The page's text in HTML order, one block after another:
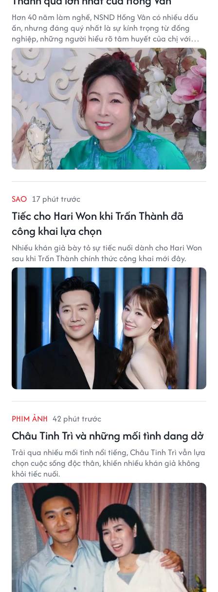
Hơn 40 năm làm nghề, NSND Hồng Vân có nhiều dấu
ấn, nhưng đáng quý nhất là sự kính trọng từ đồng
nghiệp, những người hiểu rõ tâm huyết của chị với
nghệ thuật.
SAO 17 phút trước
Tiếc cho Hari Won khi Trấn Thành đã
công khai lựa chọn
Nhiều khán giả bày tỏ sự tiếc nuối dành cho Hari Won
sau khi Trấn Thành chính thức công khai mới đây.
PHIM ẢNH 42 phút trước
Châu Tinh Trì và những mối tình dang dở
Trải qua nhiều mối tình nổi tiếng, Châu Tinh Trì vẫn lựa
chọn cuộc sống độc thân, khiến nhiều khán giả không
khỏi tiếc nuối.